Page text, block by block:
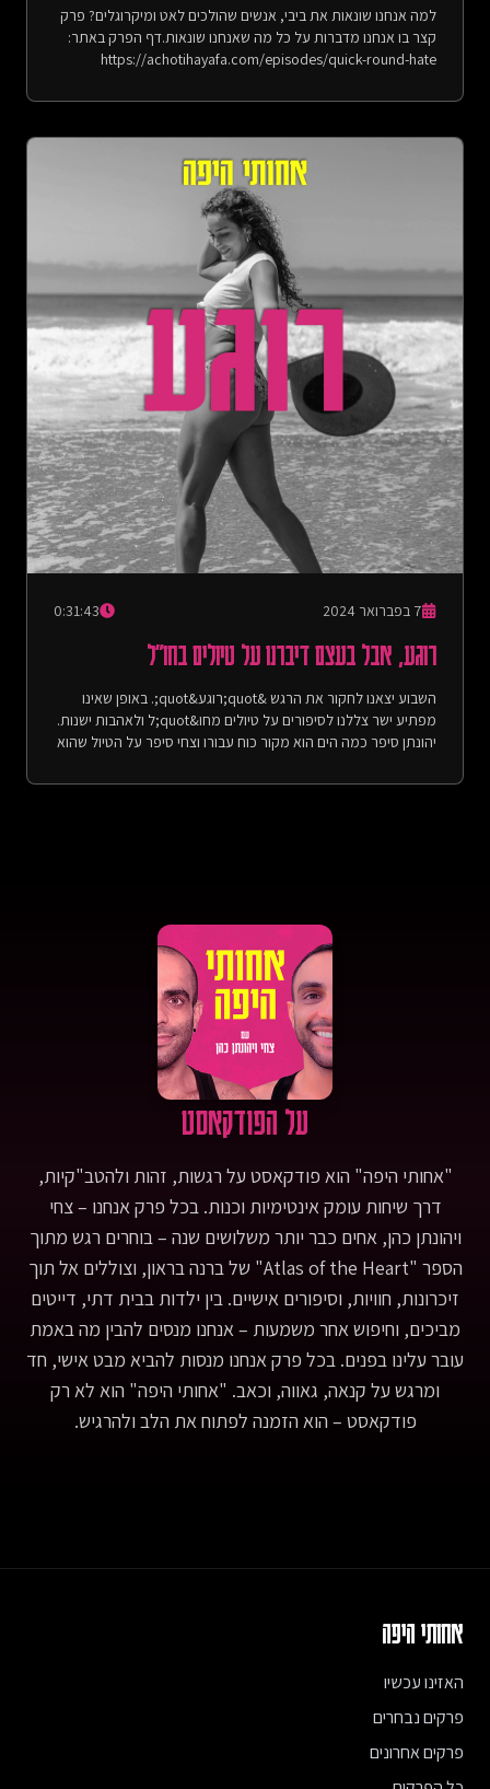
למה אנחנו שונאות את ביבי, אנשים שהולכים לאט ומיקרוגלים? פרק
קצר בו אנחנו מדברות על כל מה שאנחנו שונאות.דף הפרק באתר:
https://achotihayafa.com/episodes/quick-round-hate
7 בפברואר 2024 0:31:43
רוגע, אבל בעצם דיברנו על טיולים בחו"ל
השבוע יצאנו לחקור את הרגש &quot;רוגע&quot;. באופן שאינו
מפתיע ישר צללנו לסיפורים על טיולים מחו&quot;ל ולאהבות ישנות.
יהונתן סיפר כמה הים הוא מקור כוח עבורו וצחי סיפר על הטיול שהוא
עלו גם רגעי שלווה מתוך חוויות של כאב ופחד, כמו תהליך השיקום
Love” (2010): https://www.youtube.com/watch?
v=Gg3n9z5zuJgבין השורות:- Sweet Nothing - Taylor Swift,
Songwriters: Taylor Swift, William Bowery- בוער בי השינוי -
מרינה מקסימיליאן בלומין, מילים ולחן: מרינה מקסימיליאן בלומין-
פלייליסט עם כל השירים שהופיעו בפינה בין השורות:
https://open.spotify.com/playlist/0iOGSgO1T9lSHQlVfhoHc9Pic
by RDNE Stock projectדף הפרק באתר:
https://achotihayafa.com/episodes/0102-relaxation-travel-
על הפודקאסט
"אחותי היפה" הוא פודקאסט על רגשות, זהות ולהטב"קיות,
דרך שיחות עומק אינטימיות וכנות. בכל פרק אנחנו – צחי
ויהונתן כהן, אחים כבר יותר משלושים שנה – בוחרים רגש מתוך
הספר "Atlas of the Heart" של ברנה בראון, וצוללים אל תוך
זיכרונות, חוויות, וסיפורים אישיים. בין ילדות בבית דתי, דייטים
מביכים, וחיפוש אחר משמעות – אנחנו מנסים להבין מה באמת
עובר עלינו בפנים. בכל פרק אנחנו מנסות להביא מבט אישי, חד
ומרגש על קנאה, גאווה, וכאב. "אחותי היפה" הוא לא רק
פודקאסט – הוא הזמנה לפתוח את הלב ולהרגיש.
אחותי היפה
האזינו עכשיו
פרקים נבחרים
פרקים אחרונים